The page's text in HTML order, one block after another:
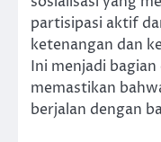
partisipasi aktif
ketenangan dan
Ini menjadi
memastikan
berjalan dengan